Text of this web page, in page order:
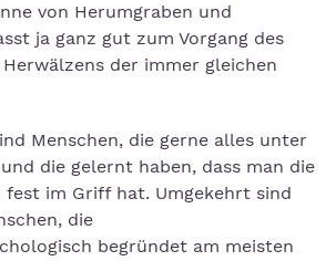
von Herumgraben und
ja ganz gut zum Vorgang des
der immer gleichen
Menschen, die gerne alles unter
die gelernt haben, dass man die
fest im Griff hat. Umgekehrt sind
die
begründet am meisten